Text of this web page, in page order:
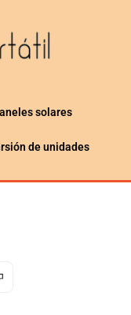
solares
de unidades